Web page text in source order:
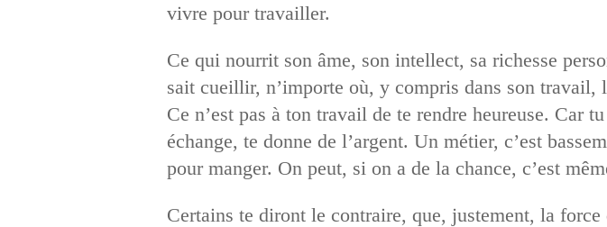
vivre pour travailler.
Ce qui nourrit son âme, son intellect, sa richesse
sait cueillir, n’importe où, y compris dans son travail,
Ce n’est pas à ton travail de te rendre heureuse. Car
échange, te donne de l’argent. Un métier, c’est
pour manger. On peut, si on a de la chance, c’est
Certains te diront le contraire, que, justement, la